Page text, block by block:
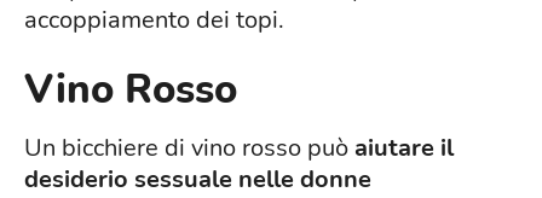
accoppiamento dei topi.
Vino Rosso
Un bicchiere di vino rosso può aiutare il
desiderio sessuale nelle donne